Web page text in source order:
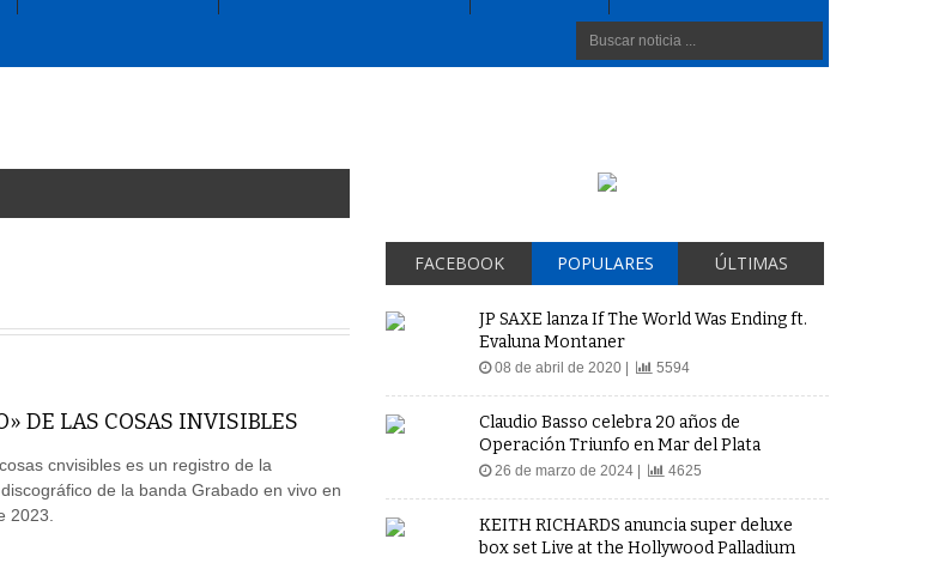
DE LAS COSAS INVISIBLES
cnvisibles es un registro de la
de la banda Grabado en vivo en
2023.
FACEBOOK POPULARES ÚLTIMAS
JP SAXE lanza If The World Was Ending ft.
Evaluna Montaner
08 de abril de 2020 | 5594
Claudio Basso celebra 20 años de
Operación Triunfo en Mar del Plata
26 de marzo de 2024 | 4625
KEITH RICHARDS anuncia super deluxe
box set Live at the Hollywood Palladium